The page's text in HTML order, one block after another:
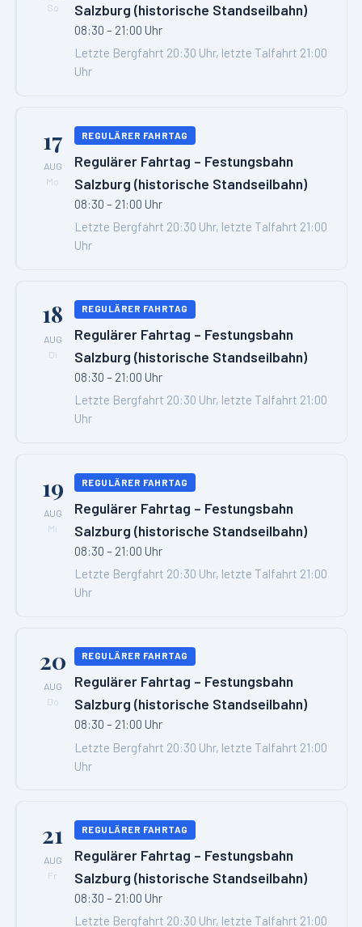
So
Salzburg (historische Standseilbahn)
08:30 – 21:00 Uhr
Letzte Bergfahrt 20:30 Uhr, letzte Talfahrt 21:00
Uhr
17
AUG
Mo
REGULÄRER FAHRTAG
Regulärer Fahrtag – Festungsbahn
Salzburg (historische Standseilbahn)
08:30 – 21:00 Uhr
Letzte Bergfahrt 20:30 Uhr, letzte Talfahrt 21:00
Uhr
18
AUG
Di
REGULÄRER FAHRTAG
Regulärer Fahrtag – Festungsbahn
Salzburg (historische Standseilbahn)
08:30 – 21:00 Uhr
Letzte Bergfahrt 20:30 Uhr, letzte Talfahrt 21:00
Uhr
19
AUG
Mi
REGULÄRER FAHRTAG
Regulärer Fahrtag – Festungsbahn
Salzburg (historische Standseilbahn)
08:30 – 21:00 Uhr
Letzte Bergfahrt 20:30 Uhr, letzte Talfahrt 21:00
Uhr
20
AUG
Do
REGULÄRER FAHRTAG
Regulärer Fahrtag – Festungsbahn
Salzburg (historische Standseilbahn)
08:30 – 21:00 Uhr
Letzte Bergfahrt 20:30 Uhr, letzte Talfahrt 21:00
Uhr
21
AUG
Fr
REGULÄRER FAHRTAG
Regulärer Fahrtag – Festungsbahn
Salzburg (historische Standseilbahn)
08:30 – 21:00 Uhr
Letzte Bergfahrt 20:30 Uhr, letzte Talfahrt 21:00